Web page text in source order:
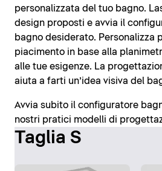
personalizzata del tuo bagno.
design proposti e avvia il
bagno desiderato. Personalizza
piacimento in base alla
alle tue esigenze. La
aiuta a farti un’idea visiva del
Avvia subito il configuratore
nostri pratici modelli di
Taglia S